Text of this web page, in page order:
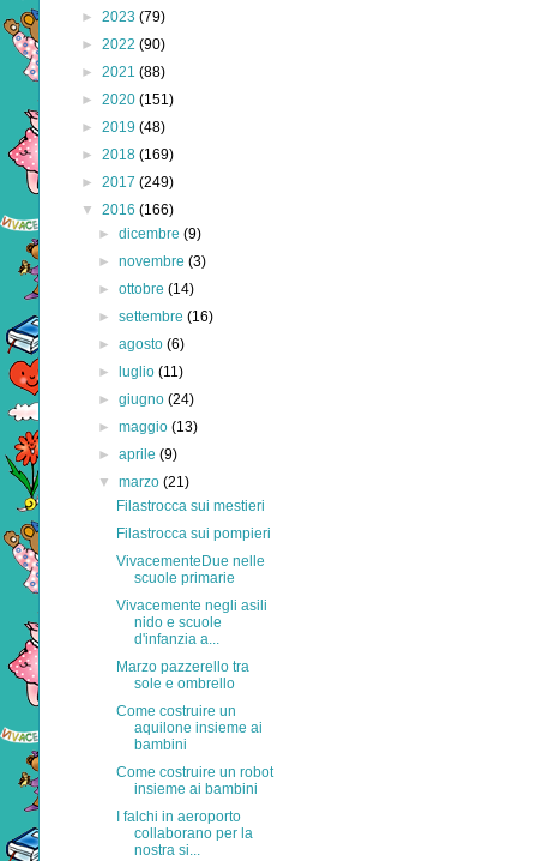
► 2023 (79)
► 2022 (90)
► 2021 (88)
► 2020 (151)
► 2019 (48)
► 2018 (169)
► 2017 (249)
▼ 2016 (166)
►dicembre(9)
►novembre(3)
►ottobre(14)
►settembre(16)
►agosto(6)
►
luglio(11)
►giugno(24)
►maggio(13)
►aprile(9)
▼marzo(21)
Filastrocca sui mestieri
Filastrocca sui pompieri
VivacementeDue nelle
scuole primarie
Vivacemente negli asili
nido e scuole
d'infanzia a...
Marzo pazzerello tra
sole e ombrello
Come costruire un
aquilone insieme ai
bambini
Come costruire un robot
insieme ai bambini
I falchi in aeroporto
collaborano per la
nostra si...